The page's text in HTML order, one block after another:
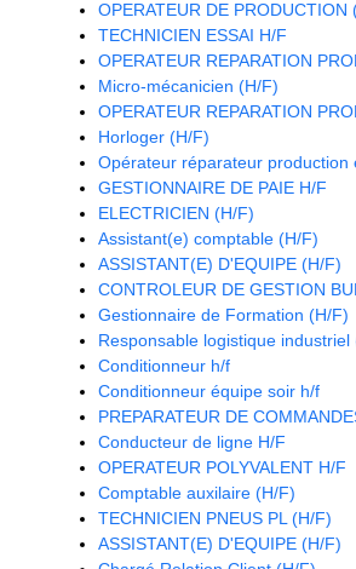
OPERATEUR DE PRODUCTION
TECHNICIEN ESSAI H/F
OPERATEUR REPARATION
Micro-mécanicien (H/F)
OPERATEUR REPARATION
Horloger (H/F)
Opérateur réparateur production
GESTIONNAIRE DE PAIE H/F
ELECTRICIEN (H/F)
Assistant(e) comptable (H/F)
ASSISTANT(E) D'EQUIPE (H/F)
CONTROLEUR DE GESTION
Gestionnaire de Formation (H/F)
Responsable logistique industriel
Conditionneur h/f
Conditionneur équipe soir h/f
PREPARATEUR DE
Conducteur de ligne H/F
OPERATEUR POLYVALENT H/F
Comptable auxilaire (H/F)
TECHNICIEN PNEUS PL (H/F)
ASSISTANT(E) D'EQUIPE (H/F)